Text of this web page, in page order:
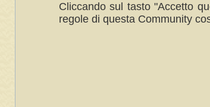
Cliccando sul tasto "Accetto
regole di questa Community